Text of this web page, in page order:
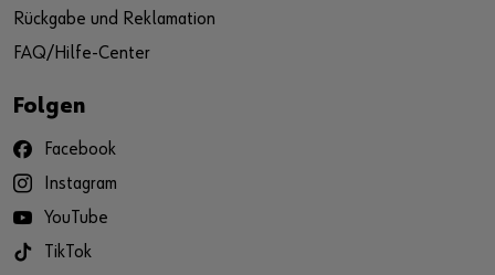
Rückgabe und Reklamation
FAQ/Hilfe-Center
Folgen
Facebook
Instagram
YouTube
TikTok